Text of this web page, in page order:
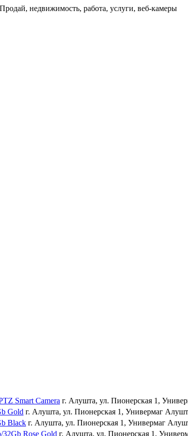
Smart Camera г. Алушта, ул. Пионерская 1,
Gold г. Алушта, ул. Пионерская 1, Универмаг
Black г. Алушта, ул. Пионерская 1, Универмаг
Rose Gold г. Алушта, ул. Пионерская 1,